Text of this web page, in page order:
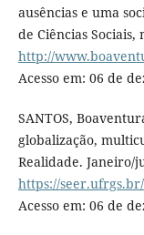
ausências e uma
de Ciências
http://
Acesso em: 06 de
SANTOS,
globalização,
Realidade. Janeiro/
https://
Acesso em: 06 de